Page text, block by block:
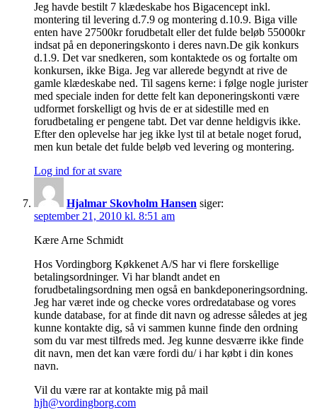
Jeg havde bestilt 7 klædeskabe hos Bigacencept inkl.
montering til levering d.7.9 og montering d.10.9. Biga ville
enten have 27500kr forudbetalt eller det fulde beløb 55000kr
indsat på en deponeringskonto i deres navn.De gik konkurs
d.1.9. Det var snedkeren, som kontaktede os og fortalte om
konkursen, ikke Biga. Jeg var allerede begyndt at rive de
gamle klædeskabe ned. Til sagens kerne: i følge nogle jurister
med speciale inden for dette felt kan deponeringskonti være
udformet forskelligt og hvis de er at sidestille med en
forudbetaling er pengene tabt. Det var denne heldigvis ikke.
Efter den oplevelse har jeg ikke lyst til at betale noget forud,
men kun betale det fulde beløb ved levering og montering.
Log ind for at svare
Hjalmar Skovholm Hansen siger:
september 21, 2010 kl. 8:51 am
Kære Arne Schmidt
Hos Vordingborg Køkkenet A/S har vi flere forskellige
betalingsordninger. Vi har blandt andet en
forudbetalingsordning men også en bankdeponeringsordning.
Jeg har været inde og checke vores ordredatabase og vores
kunde database, for at finde dit navn og adresse således at jeg
kunne kontakte dig, så vi sammen kunne finde den ordning
som du var mest tilfreds med. Jeg kunne desværre ikke finde
dit navn, men det kan være fordi du/ i har købt i din kones
navn.
Vil du være rar at kontakte mig på mail
hjh@vordingborg.com